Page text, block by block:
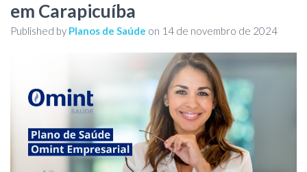
em Carapicuíba
Published by Planos de Saúde on 14 de novembro de 2024